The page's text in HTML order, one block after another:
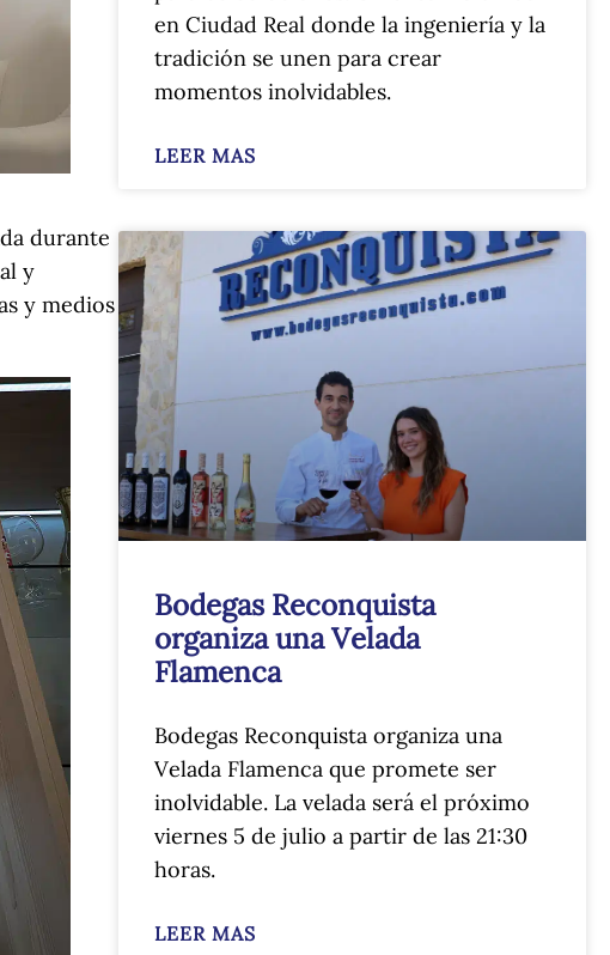
durante
y
y medios
en Ciudad Real donde la ingeniería y la
tradición se unen para crear
momentos inolvidables.
LEER MAS
Bodegas Reconquista
organiza una Velada
Flamenca
Bodegas Reconquista organiza una
Velada Flamenca que promete ser
inolvidable. La velada será el próximo
viernes 5 de julio a partir de las 21:30
horas.
LEER MAS